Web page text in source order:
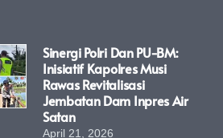
Sinergi Polri Dan PU-BM:
Inisiatif Kapolres Musi
Rawas Revitalisasi
Jembatan Dam Inpres Air
Satan
April 21, 2026